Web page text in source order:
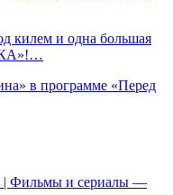
и одна большая
в программе «Перед
| Фильмы и сериалы —